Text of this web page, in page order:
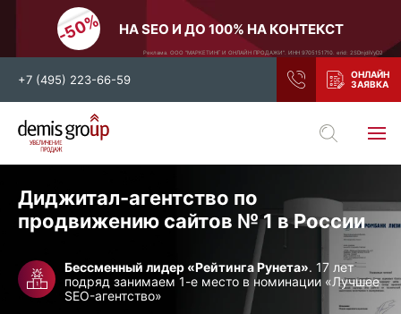
НА SEO И ДО 100% НА КОНТЕКСТ
Реклама. ООО "МАРКЕТИНГ И ОНЛАЙН ПРОДАЖИ". ИНН 9705151710. erid: 2SDnjdiVyD2
+7 (495) 223-66-59
Выберите свой город
Нижний Новгород
Тамбов
Тула
Новосибирск
Екатеринбург
Самара
Ростов-на-Дону
Диджитал-агентство по
продвижению сайтов № 1 в России
Бессменный лидер «Рейтинга Рунета». 17 лет
подряд занимаем 1-е место в номинации «Лучшее
SEO-агентство»